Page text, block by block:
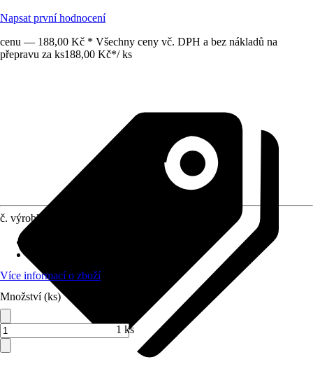
Napsat první hodnocení
cenu — 188,00 Kč * Všechny ceny vč. DPH a bez nákladů na
přepravu za ks188,00 Kč*/ ks
č. výrobku
Více informací o zboží
Množství (ks)
1 ks